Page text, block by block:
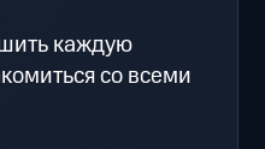
каждую
со всеми